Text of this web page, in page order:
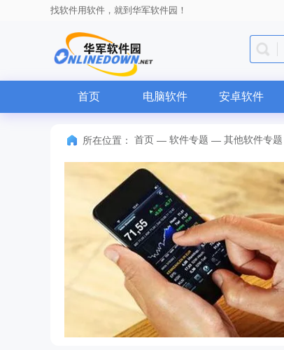
找软件用软件，就到华军软件园！
首页 电脑软件 安卓软件
所在位置： 首页 — 软件专题 — 其他软件专题